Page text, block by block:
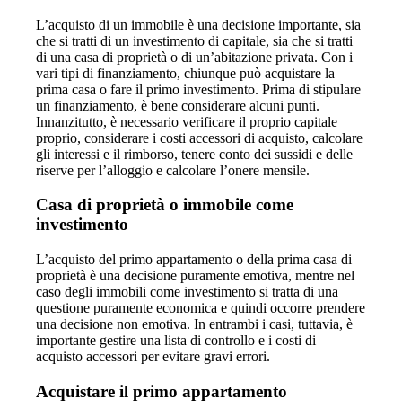
L’acquisto di un immobile è una decisione importante, sia
che si tratti di un investimento di capitale, sia che si tratti
di una casa di proprietà o di un’abitazione privata. Con i
vari tipi di finanziamento, chiunque può acquistare la
prima casa o fare il primo investimento. Prima di stipulare
un finanziamento, è bene considerare alcuni punti.
Innanzitutto, è necessario verificare il proprio capitale
proprio, considerare i costi accessori di acquisto, calcolare
gli interessi e il rimborso, tenere conto dei sussidi e delle
riserve per l’alloggio e calcolare l’onere mensile.
Casa di proprietà o immobile come
investimento
L’acquisto del primo appartamento o della prima casa di
proprietà è una decisione puramente emotiva, mentre nel
caso degli immobili come investimento si tratta di una
questione puramente economica e quindi occorre prendere
una decisione non emotiva. In entrambi i casi, tuttavia, è
importante gestire una lista di controllo e i costi di
acquisto accessori per evitare gravi errori.
Acquistare il primo appartamento